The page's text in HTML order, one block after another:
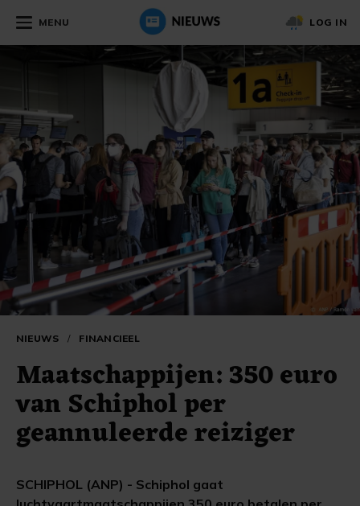
MENU LOG IN
NIEUWS / FINANCIEEL
Maatschappijen: 350 euro
van Schiphol per
geannuleerde reiziger
SCHIPHOL (ANP) - Schiphol gaat